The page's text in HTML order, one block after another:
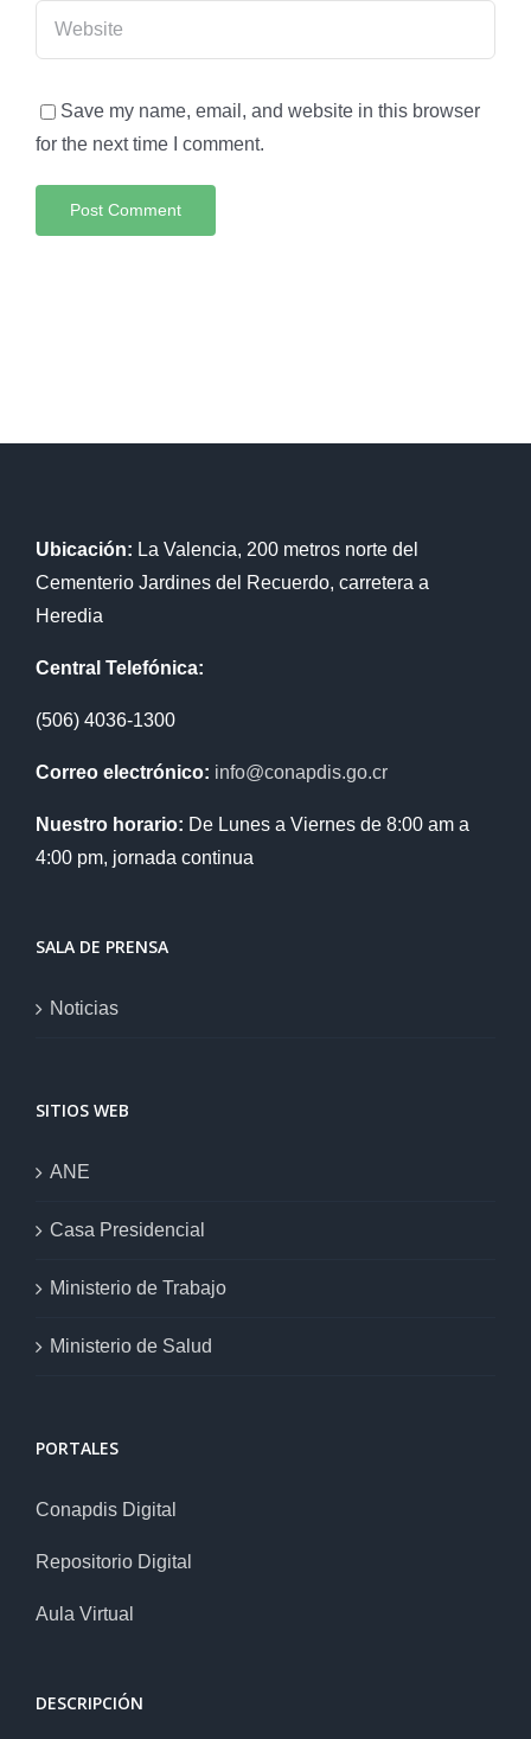
Save my name, email, and website in this browser
for the next time I comment.
Ubicación: La Valencia, 200 metros norte del
Cementerio Jardines del Recuerdo, carretera a
Heredia
Central Telefónica:
(506) 4036-1300
Correo electrónico: info@conapdis.go.cr
Nuestro horario: De Lunes a Viernes de 8:00 am a
4:00 pm, jornada continua
SALA DE PRENSA
Noticias
SITIOS WEB
ANE
Casa Presidencial
Ministerio de Trabajo
Ministerio de Salud
PORTALES
Conapdis Digital
Repositorio Digital
Aula Virtual
DESCRIPCIÓN